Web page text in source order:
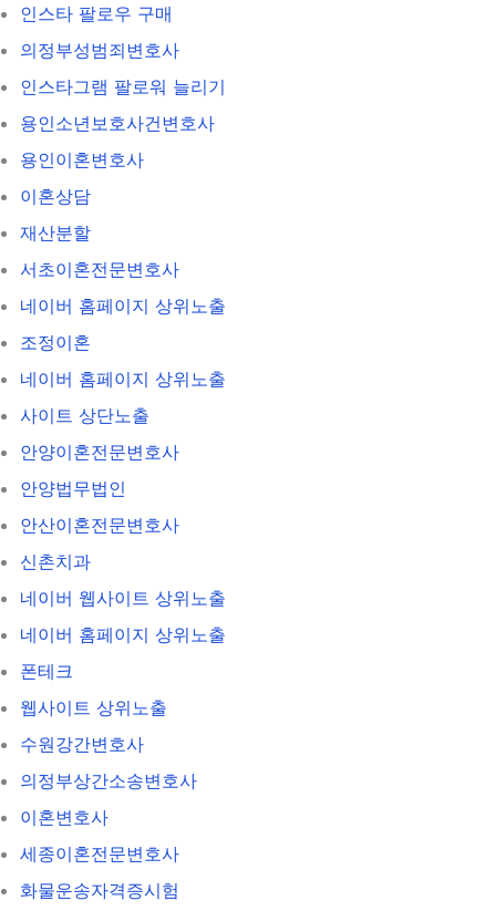
인스타 팔로우 구매
의정부성범죄변호사
인스타그램 팔로워 늘리기
용인소년보호사건변호사
용인이혼변호사
이혼상담
재산분할
서초이혼전문변호사
네이버 홈페이지 상위노출
조정이혼
네이버 홈페이지 상위노출
사이트 상단노출
안양이혼전문변호사
안양법무법인
안산이혼전문변호사
신촌치과
네이버 웹사이트 상위노출
네이버 홈페이지 상위노출
폰테크
웹사이트 상위노출
수원강간변호사
의정부상간소송변호사
이혼변호사
세종이혼전문변호사
화물운송자격증시험